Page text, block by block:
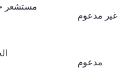
مستشعر
غير مدعوم
مدعوم